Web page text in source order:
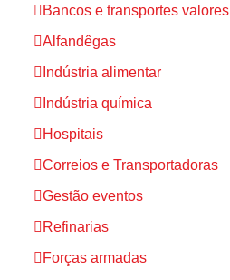
Bancos e transportes valores
Alfandêgas
Indústria alimentar
Indústria química
Hospitais
Correios e Transportadoras
Gestão eventos
Refinarias
Forças armadas